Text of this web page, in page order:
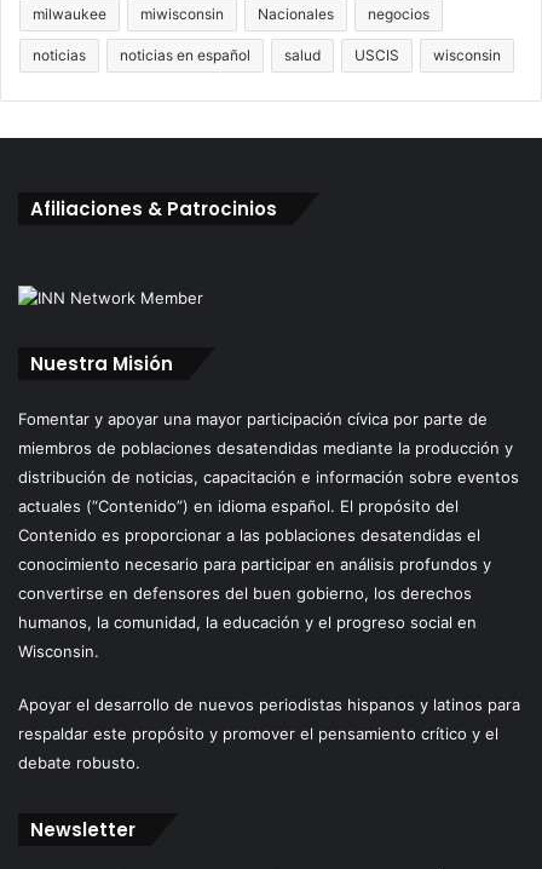
milwaukee miwisconsin Nacionales negocios
noticias noticias en español salud USCIS wisconsin
Afiliaciones & Patrocinios
Nuestra Misión
Fomentar y apoyar una mayor participación cívica por parte de
miembros de poblaciones desatendidas mediante la producción y
distribución de noticias, capacitación e información sobre eventos
actuales (“Contenido”) en idioma español. El propósito del
Contenido es proporcionar a las poblaciones desatendidas el
conocimiento necesario para participar en análisis profundos y
convertirse en defensores del buen gobierno, los derechos
humanos, la comunidad, la educación y el progreso social en
Wisconsin.
Apoyar el desarrollo de nuevos periodistas hispanos y latinos para
respaldar este propósito y promover el pensamiento crítico y el
debate robusto.
Newsletter